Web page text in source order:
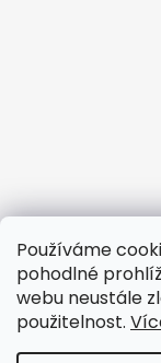
Používáme
pohodlné
webu neustále
použitelnost.
Obchodní
Podmínky
Doprava